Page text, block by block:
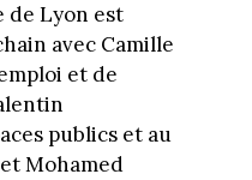
de Lyon est
avec Camille
et de
publics et au
Mohamed